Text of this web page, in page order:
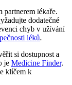
partnerem lékaře.
dodatečné
chyb v užívání
léků.
si dostupnost a
je Medicine Finder.
klíčem k